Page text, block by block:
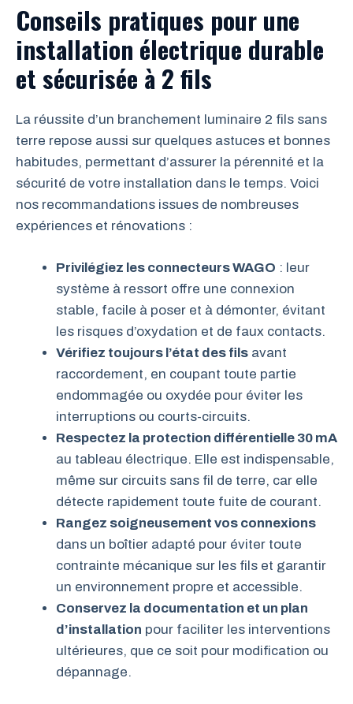
Conseils pratiques pour une
installation électrique durable
et sécurisée à 2 fils
La réussite d’un branchement luminaire 2 fils sans
terre repose aussi sur quelques astuces et bonnes
habitudes, permettant d’assurer la pérennité et la
sécurité de votre installation dans le temps. Voici
nos recommandations issues de nombreuses
expériences et rénovations :
Privilégiez les connecteurs WAGO : leur
système à ressort offre une connexion
stable, facile à poser et à démonter, évitant
les risques d’oxydation et de faux contacts.
Vérifiez toujours l’état des fils avant
raccordement, en coupant toute partie
endommagée ou oxydée pour éviter les
interruptions ou courts-circuits.
Respectez la protection différentielle 30 mA
au tableau électrique. Elle est indispensable,
même sur circuits sans fil de terre, car elle
détecte rapidement toute fuite de courant.
Rangez soigneusement vos connexions
dans un boîtier adapté pour éviter toute
contrainte mécanique sur les fils et garantir
un environnement propre et accessible.
Conservez la documentation et un plan
d’installation pour faciliter les interventions
ultérieures, que ce soit pour modification ou
dépannage.